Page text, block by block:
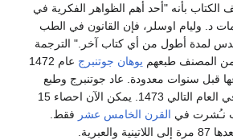
يصف الكتاب بأنه "أحد أهم الظواهر الفكرية في
د. وليام اوسلر، فإن القانون في الطب
لمدة أطول من أي كتاب آخر." الترجمة
من المصنف طبعهم يوهان جوتنبرج
عام 1472
قبل سنوات معدودة. عاد جوتنبرج وطبع
الترجمة اللاتينية كاملة في العام التالي 1473. يمكن الآن احصاء 15
نـُشرت في القرن الخامس عشر فقط.